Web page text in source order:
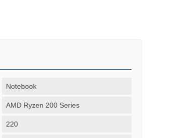
Notebook
AMD Ryzen 200 Series
220